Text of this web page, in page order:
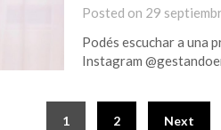
Posted on 29
Podés escuchar a una
Instagram
1 2 Next